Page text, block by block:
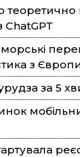
ChatGPT
з
за 5